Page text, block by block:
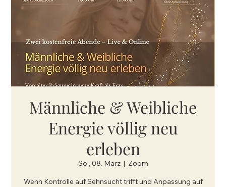
Männliche & Weibliche
Energie völlig neu
erleben
So., 08. März
  |
Zoom
Wenn Kontrolle auf Sehnsucht trifft und Anpassung auf